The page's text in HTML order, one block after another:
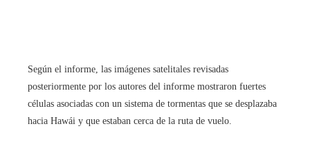
Según el informe, las imágenes satelitales revisadas
posteriormente por los autores del informe mostraron fuertes
células asociadas con un sistema de tormentas que se desplazaba
hacia Hawái y que estaban cerca de la ruta de vuelo.